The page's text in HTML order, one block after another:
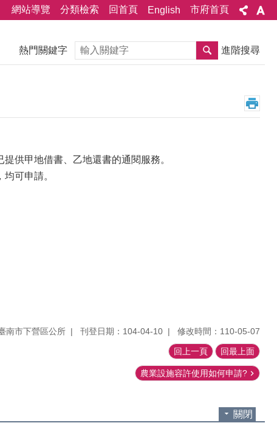
網站導覽 分類檢索 回首頁 English 市府首頁
熱門關鍵字 搜尋 進階搜尋
供甲地借書、乙地還書的通閱服務。
可申請。
南市下營區公所 刊登日期：104-04-10 修改時間：110-05-07
回上一頁 回最上面
農業設施容許使用如何申請?
關閉